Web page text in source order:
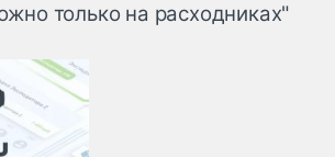
только на расходниках"